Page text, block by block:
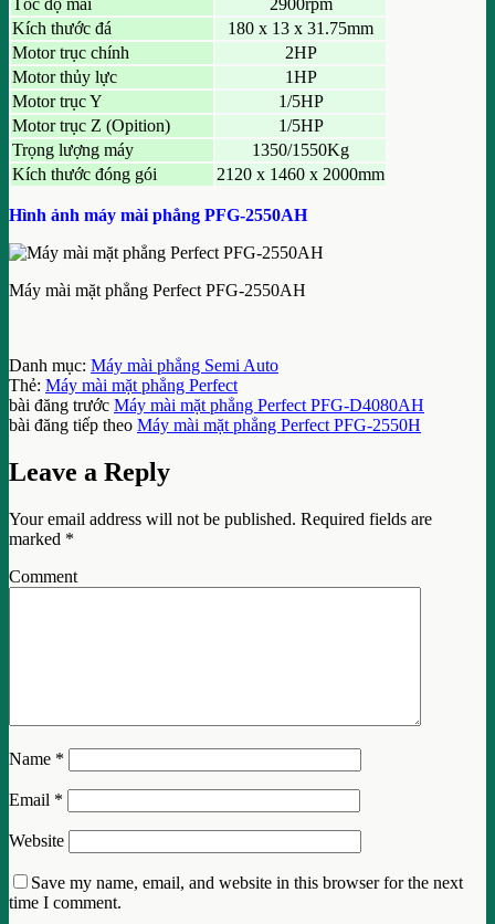
Kích thước đá
180 x 13 x 31.75mm
Motor trục chính
2HP
Motor thủy lực
1HP
Motor trục Y
1/5HP
Motor trục Z (Opition)
1/5HP
Trọng lượng máy
1350/1550Kg
Kích thước đóng gói
2120 x 1460 x 2000mm
Hình ảnh máy mài phẳng PFG-2550AH
Máy mài mặt phẳng Perfect PFG-2550AH
Danh mục: Máy mài phẳng Semi Auto
Thẻ: Máy mài mặt phẳng Perfect
bài đăng trước Máy mài mặt phẳng Perfect PFG-D4080AH
bài đăng tiếp theo Máy mài mặt phẳng Perfect PFG-2550H
Leave a Reply
Your email address will not be published. Required fields are
marked *
Comment
Name *
Email *
Website
Save my name, email, and website in this browser for the next
time I comment.